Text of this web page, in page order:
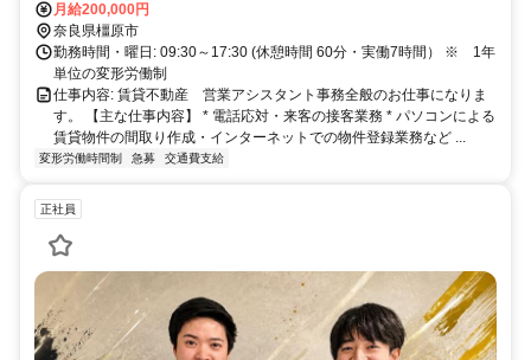
神宮前店 』 近鉄大阪線 橿原神宮前駅 徒歩3分
月給200,000円
奈良県橿原市
勤務時間・曜日: 09:30～17:30 (休憩時間 60分・実働7時間） ※ 1年
単位の変形労働制
仕事内容: 賃貸不動産 営業アシスタント事務全般のお仕事になりま
す。 【主な仕事内容】 * 電話応対・来客の接客業務 * パソコンによる
賃貸物件の間取り作成・インターネットでの物件登録業務など ...
変形労働時間制 急募 交通費支給
正社員